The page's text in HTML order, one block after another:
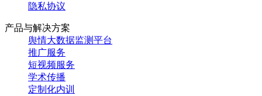
隐私协议
产品与解决方案
舆情大数据监测平台
推广服务
短视频服务
学术传播
定制化内训